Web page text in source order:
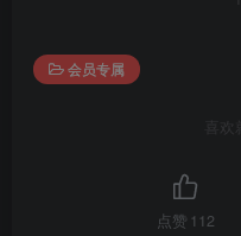
会员专属
喜
点赞 112